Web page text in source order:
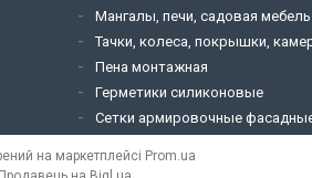
Мангалы, печи, садовая мебель
Тачки, колеса, покрышки,
Пена монтажная
Герметики силиконовые
Сетки армировочные
на маркетплейсі Prom.ua